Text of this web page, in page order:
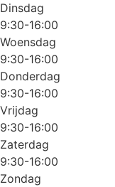
Dinsdag
9:30-16:00
Woensdag
9:30-16:00
Donderdag
9:30-16:00
Vrijdag
9:30-16:00
Zaterdag
9:30-16:00
Zondag